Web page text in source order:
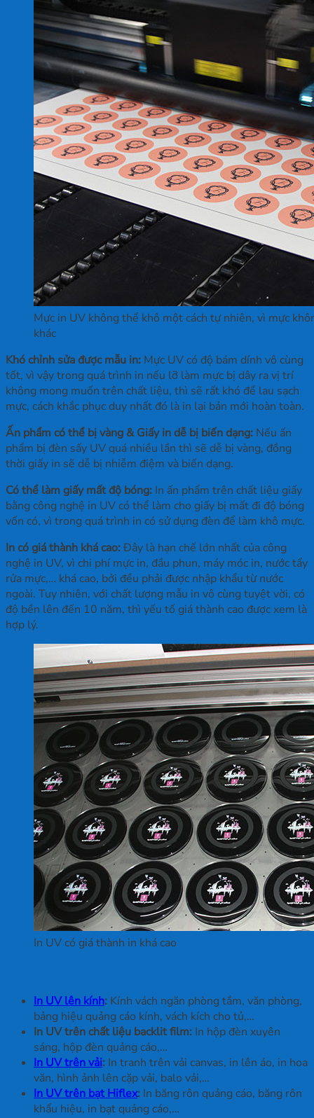
Mực in UV không thể khô một cách tự nhiên, vì mực
khác
Khó chỉnh sửa được mẫu in: Mực UV có độ bám dính vô cùng
tốt, vì vậy trong quá trình in nếu lỡ làm mực bị dây ra vị trí
không mong muốn trên chất liệu, thì sẽ rất khó để lau sạch
mực, cách khắc phục duy nhất đó là in lại bản mới hoàn toàn.
Ấn phẩm có thể bị vàng & Giấy in dễ bị biến dạng: Nếu ấn
phẩm bị đèn sấy UV quá nhiều lần thì sẽ dễ bị vàng, đồng
thời giấy in sẽ dễ bị nhiễm điệm và biến dạng.
Có thể làm giấy mất độ bóng: In ấn phẩm trên chất liệu giấy
bằng công nghệ in UV có thể làm cho giấy bị mất đi độ bóng
vốn có, vì trong quá trình in có sử dụng đèn để làm khô mực.
In có giá thành khá cao:Đây là hạn chế lớn nhất của công
nghệ in UV, vì chi phí mực in, đầu phun, máy móc in, nước tẩy
rửa mực,… khá cao, bởi đều phải được nhập khẩu từ nước
ngoài. Tuy nhiên, với chất lượng mẫu in vô cùng tuyệt vời, có
độ bền lên đến 10 năm, thì yếu tố giá thành cao được xem là
hợp lý.
In UV có giá thành in khá cao
In UV lên kính: Kính vách ngăn phòng tắm, văn phòng,
bảng hiệu quảng cáo kính, vách kích cho tủ,…
In UV trên chất liệu backlit film: In hộp đèn xuyên
sáng, hộp đèn quảng cáo,…
In UV trên vải: In tranh trên vải canvas, in lên áo, in hoa
văn, hình ảnh lên cặp vải, balo vải,…
In UV trên bạt Hiflex: In băng rôn quảng cáo, băng rôn
khẩu hiệu, in bạt quảng cáo,…